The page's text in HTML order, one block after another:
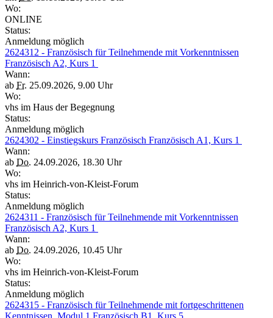
Wo:
ONLINE
Status:
Anmeldung möglich
2624312 - Französisch für Teilnehmende mit Vorkenntnissen
Französisch A2, Kurs 1
Wann:
ab Fr. 25.09.2026, 9.00 Uhr
Wo:
vhs im Haus der Begegnung
Status:
Anmeldung möglich
2624302 - Einstiegskurs Französisch Französisch A1, Kurs 1
Wann:
ab Do. 24.09.2026, 18.30 Uhr
Wo:
vhs im Heinrich-von-Kleist-Forum
Status:
Anmeldung möglich
2624311 - Französisch für Teilnehmende mit Vorkenntnissen
Französisch A2, Kurs 1
Wann:
ab Do. 24.09.2026, 10.45 Uhr
Wo:
vhs im Heinrich-von-Kleist-Forum
Status:
Anmeldung möglich
2624315 - Französisch für Teilnehmende mit fortgeschrittenen
Kenntnissen, Modul 1 Französisch B1, Kurs 5